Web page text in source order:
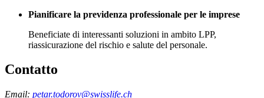
Pianificare la previdenza professionale per le imprese
Beneficiate di interessanti soluzioni in ambito LPP,
riassicurazione del rischio e salute del personale.
Contatto
Email: petar.todorov@swisslife.ch